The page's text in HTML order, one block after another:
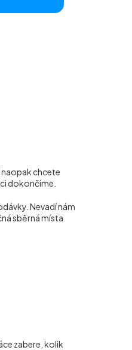
naopak chcete
dokončíme.
Nevadí nám
sběrná místa
zabere, kolik